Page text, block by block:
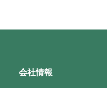
会社情報